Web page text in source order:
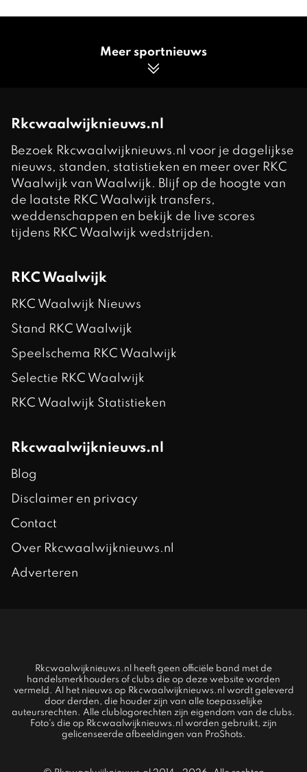
Meer sportnieuws
Rkcwaalwijknieuws.nl
Bezoek Rkcwaalwijknieuws.nl voor je dagelijkse
nieuws, standen, statistieken en meer over RKC
Waalwijk van Waalwijk. Blijf op de hoogte van
de laatste RKC Waalwijk transfers,
weddenschappen en bekijk de live scores
tijdens RKC Waalwijk wedstrijden.
RKC Waalwijk
RKC Waalwijk Nieuws
Stand RKC Waalwijk
Speelschema RKC Waalwijk
Selectie RKC Waalwijk
RKC Waalwijk Statistieken
Rkcwaalwijknieuws.nl
Blog
Disclaimer en privacy
Contact
Over Rkcwaalwijknieuws.nl
Adverteren
Rkcwaalwijknieuws.nl heeft geen officiële band met de
handelsmerkhouders of clubs die op deze website worden
vermeld. Al het nieuws op Rkcwaalwijknieuws.nl wordt geleverd
door derden, die houder zijn van alle toepasselijke
auteursrechten. Alle clublogorechten zijn eigendom van de clubs.
Foto's die op Rkcwaalwijknieuws.nl worden gebruikt, zijn
gelicenseerde afbeeldingen van ProShots.